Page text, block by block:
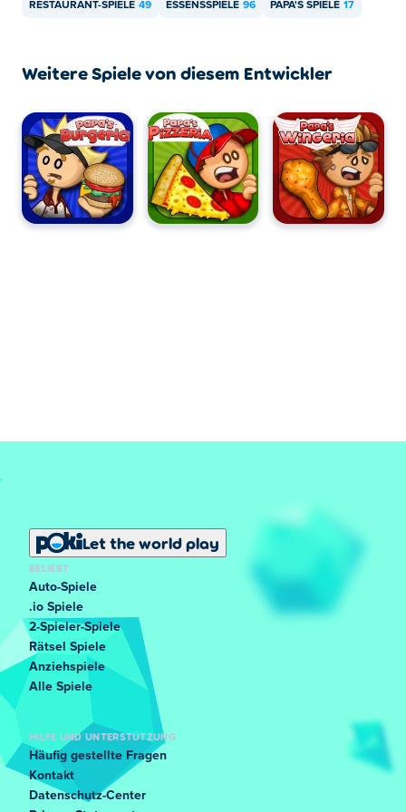
Kann ich Papa's Freezeria auf Mobilgeräten
Papa's Freezeria kann auf Ihrem Computer und mobilen
RESTAURANT-SPIELE 49 ESSENSSPIELE 96 PAPA'S SPIELE 17
Weitere Spiele von diesem Entwickler
Let the world play
BELIEBT
Auto-Spiele
.io Spiele
2-Spieler-Spiele
Rätsel Spiele
Anziehspiele
Alle Spiele
HILFE UND UNTERSTÜTZUNG
Häufig gestellte Fragen
Kontakt
Datenschutz-Center